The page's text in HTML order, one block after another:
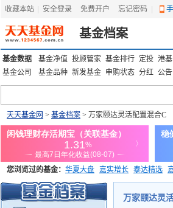
收藏本站 安全登录 免费开户 忘记密码
基金档案
基金数据 基金净值 投顾管家 基金排行 定投 港基
基金公司
基金品种 新发基金 申购状态 分红 公告
天天基金网 > 基金档案 > 万家颐达灵活配置混合C
您浏览过的基金： 华夏大盘 嘉实增长 泰达精选
添富优势 华安宏利 上证180价值ETF
万家颐达灵